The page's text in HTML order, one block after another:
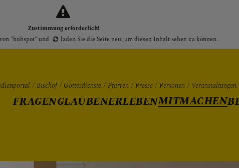
Zustimmung erforderlich!
"hubspot"und laden Sie die Seite neu, um diesen Inhalt sehen zu können.
Bischof Gottesdienste Pfarren Presse Personen Veranstaltungen
FRAGENGLAUBENERLEBENMITMACHEN